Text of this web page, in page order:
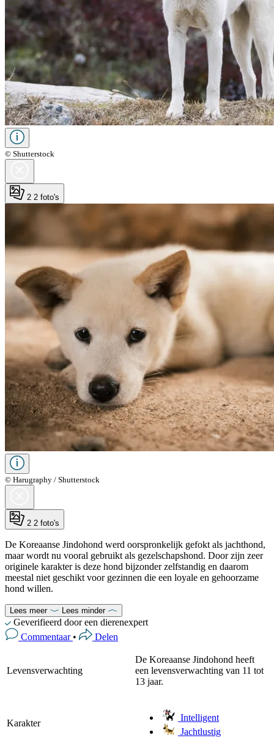
© Shutterstock
2 2 foto's
© Harugraphy / Shutterstock
2 2 foto's
De Koreaanse Jindohond werd oorspronkelijk gefokt als jachthond,
maar wordt nu vooral gebruikt als gezelschapshond. Door zijn zeer
originele karakter is deze hond bijzonder zelfstandig en daarom
meestal niet geschikt voor gezinnen die een loyale en gehoorzame
hond willen.
Lees meer Lees minder
Geverifieerd door een dierenexpert
Commentaar • Delen
Levensverwachting
De Koreaanse Jindohond heeft
een levensverwachting van 11 tot
13 jaar.
Karakter
Intelligent
Jachtlustig